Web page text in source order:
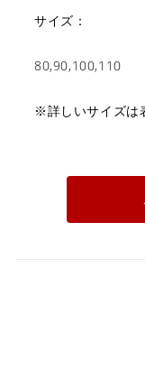
サイズ：
80,90,100,110
※詳しいサイズは